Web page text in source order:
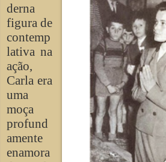
derna
figura de
contemp
lativa na
ação,
Carla era
uma
moça
profund
amente
enamora